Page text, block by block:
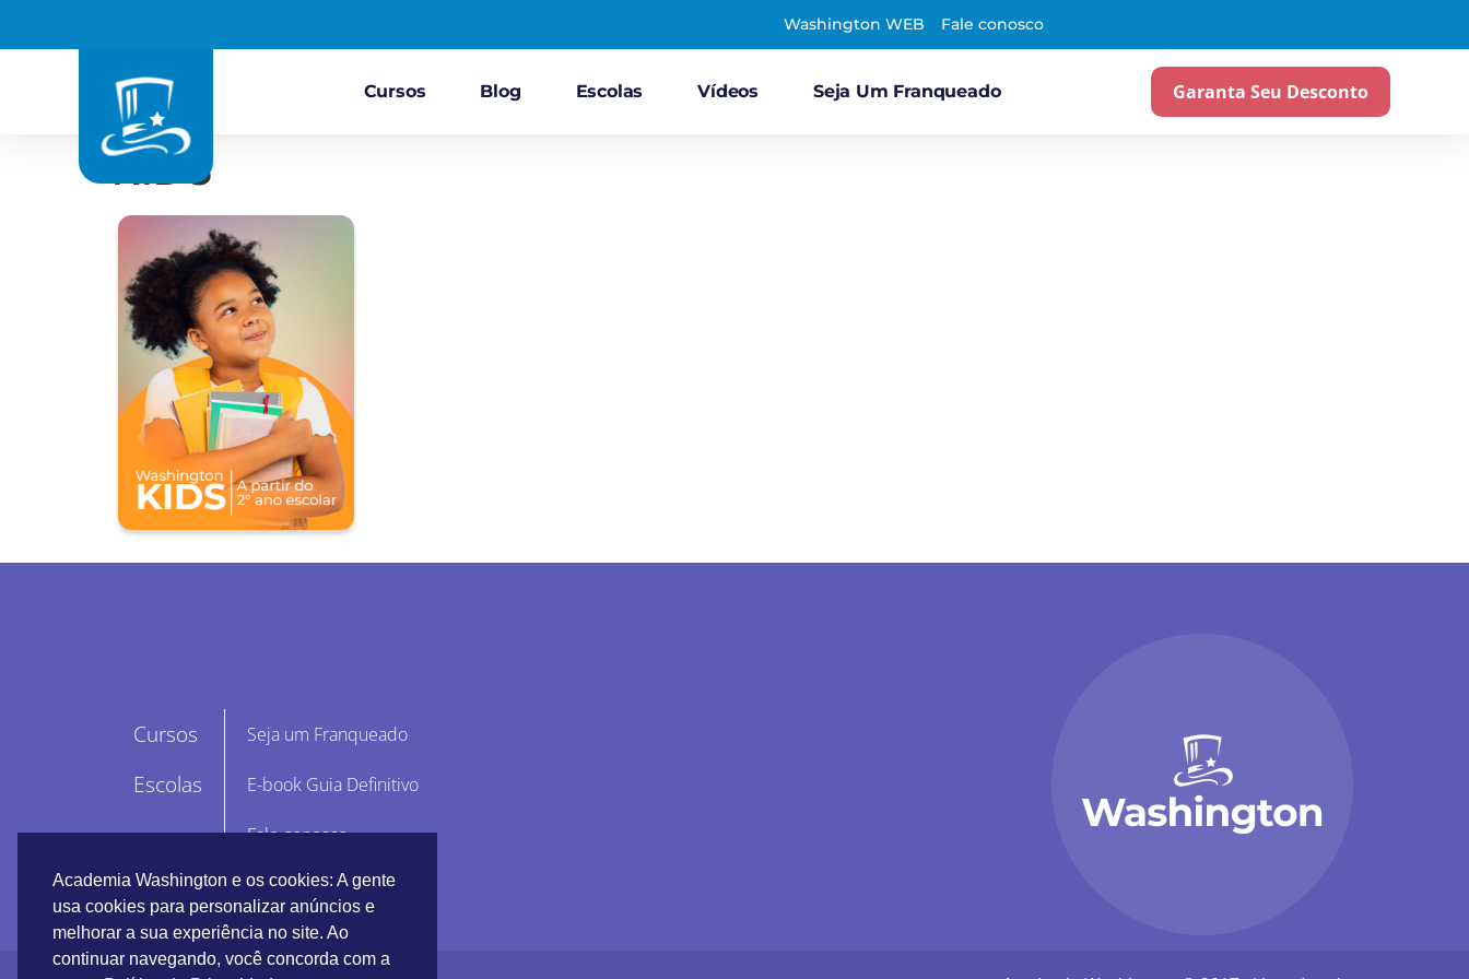
Washington WEB Fale conosco
Cursos Blog Escolas Vídeos Seja Um Franqueado Garanta Seu Desconto
KIDS
Cursos
Escolas
Seja um Franqueado
E-book Guia Definitivo
Fale conosco
Academia Washington e os cookies: A gente
usa cookies para personalizar anúncios e
melhorar a sua experiência no site. Ao
continuar navegando, você concorda com a